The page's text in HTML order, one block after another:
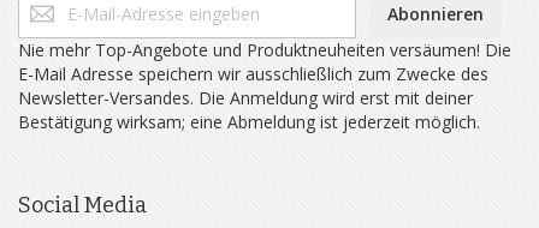
Abonnieren
Nie mehr Top-Angebote und Produktneuheiten versäumen! Die
E-Mail Adresse speichern wir ausschließlich zum Zwecke des
Newsletter-Versandes. Die Anmeldung wird erst mit deiner
Bestätigung wirksam; eine Abmeldung ist jederzeit möglich.
Social Media